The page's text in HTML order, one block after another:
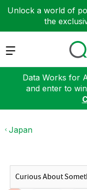
Unlock a world of
the
Expand
Data Works for
and enter to
Japan